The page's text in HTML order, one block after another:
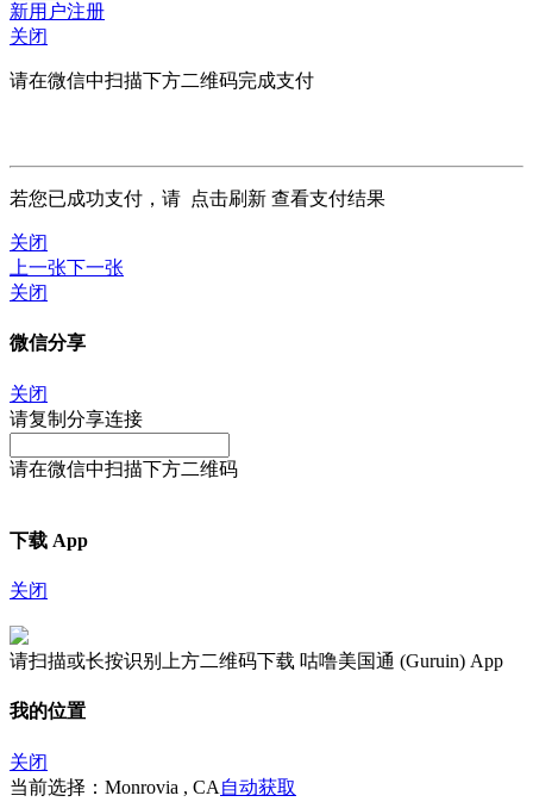
新用户注册
关闭
请在微信中扫描下方二维码完成支付
若您已成功支付，请 点击刷新 查看支付结果
关闭
上一张下一张
关闭
微信分享
关闭
请复制分享连接
请在微信中扫描下方二维码
下载 App
关闭
请扫描或长按识别上方二维码下载 咕噜美国通 (Guruin) App
我的位置
关闭
当前选择：Monrovia , CA 自动获取